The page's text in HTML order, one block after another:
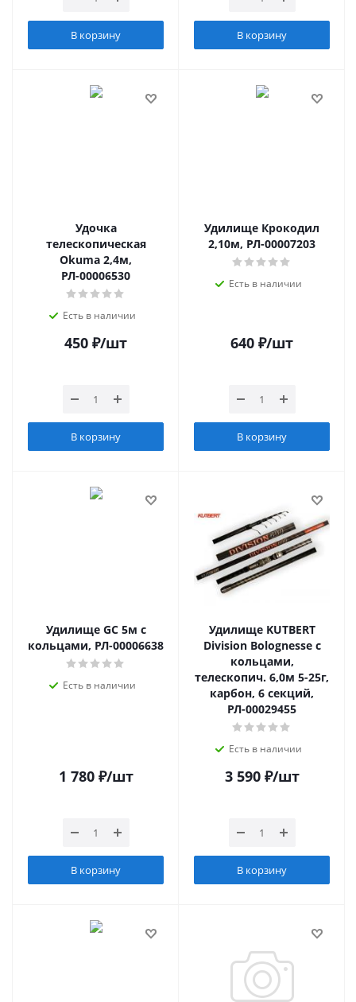
В корзину В корзину
Удочка
телескопическая
Okuma 2,4м,
РЛ-00006530
Есть в наличии
450 ₽/шт
В корзину
Удилище Крокодил
2,10м, РЛ-00007203
Есть в наличии
640 ₽/шт
В корзину
Удилище GC 5м с
кольцами, РЛ-00006638
Есть в наличии
1 780₽/шт
В корзину
Удилище KUTBERT
Division Bolognesse с
кольцами,
телескопич. 6,0м 5-25г,
карбон, 6 секций,
РЛ-00029455
Есть в наличии
3 590₽/шт
В корзину